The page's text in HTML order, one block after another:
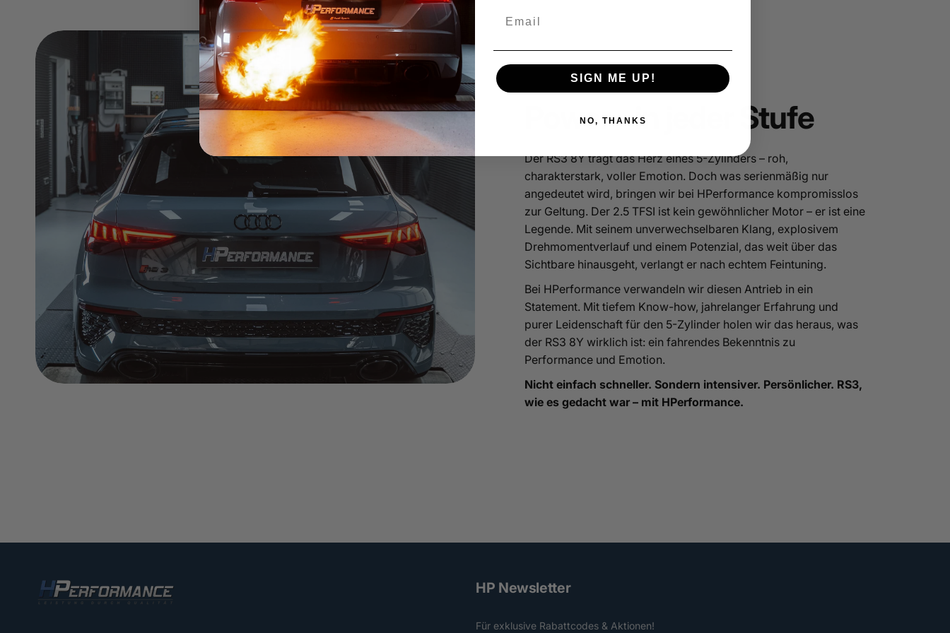
Power - in jeder Stufe
Der RS3 8Y trägt das Herz eines 5-Zylinders – roh,
charakterstark, voller Emotion. Doch was serienmäßig nur
angedeutet wird, bringen wir bei HPerformance kompromisslos
zur Geltung. Der 2.5 TFSI ist kein gewöhnlicher Motor – er ist eine
Legende. Mit seinem unverwechselbaren Klang, explosivem
Drehmomentverlauf und einem Potenzial, das weit über das
Sichtbare hinausgeht, verlangt er nach echtem Feintuning.
Bei HPerformance verwandeln wir diesen Antrieb in ein
Statement. Mit tiefem Know-how, jahrelanger Erfahrung und
purer Leidenschaft für den 5-Zylinder holen wir das heraus, was
der RS3 8Y wirklich ist: ein fahrendes Bekenntnis zu
Performance und Emotion.
Nicht einfach schneller. Sondern intensiver. Persönlicher. RS3,
wie es gedacht war – mit HPerformance.
HP Newsletter
Für exklusive Rabattcodes & Aktionen!
SIGN ME UP!
NO, THANKS